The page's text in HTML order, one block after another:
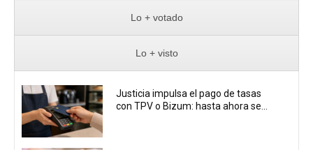
Lo + votado
Lo + visto
Justicia impulsa el pago de tasas
con TPV o Bizum: hasta ahora se...